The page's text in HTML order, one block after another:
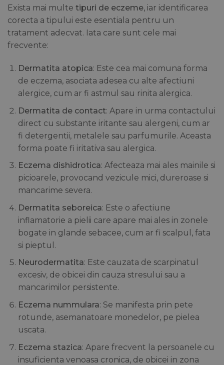
Exista mai multe tipuri de eczeme, iar identificarea
corecta a tipului este esentiala pentru un
tratament adecvat. Iata care sunt cele mai
frecvente:
Dermatita atopica: Este cea mai comuna forma
de eczema, asociata adesea cu alte afectiuni
alergice, cum ar fi astmul sau rinita alergica.
Dermatita de contact: Apare in urma contactului
direct cu substante iritante sau alergeni, cum ar
fi detergentii, metalele sau parfumurile. Aceasta
forma poate fi iritativa sau alergica.
Eczema dishidrotica: Afecteaza mai ales mainile si
picioarele, provocand vezicule mici, dureroase si
mancarime severa.
Dermatita seboreica: Este o afectiune
inflamatorie a pielii care apare mai ales in zonele
bogate in glande sebacee, cum ar fi scalpul, fata
si pieptul.
Neurodermatita: Este cauzata de scarpinatul
excesiv, de obicei din cauza stresului sau a
mancarimilor persistente.
Eczema nummulara: Se manifesta prin pete
rotunde, asemanatoare monedelor, pe pielea
uscata.
Eczema stazica: Apare frecvent la persoanele cu
insuficienta venoasa cronica, de obicei in zona